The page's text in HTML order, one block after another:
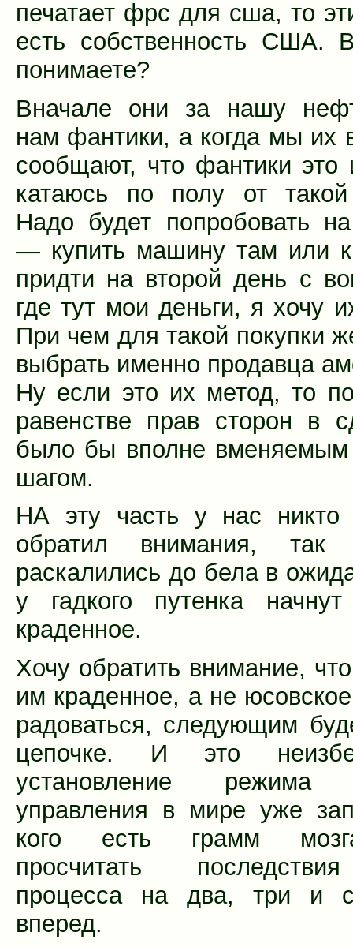
печатает фрс для сша, то
есть собственность США.
понимаете?
Вначале они за нашу
нам фантики, а когда мы их
сообщают, что фантики это
катаюсь по полу от
Надо будет попробовать
— купить машину там или
придти на второй день с
где тут мои деньги, я хочу
При чем для такой покупки
выбрать именно продавца
Ну если это их метод, то
равенстве прав сторон в
было бы вполне вменяемым
шагом.
НА эту часть у нас никто
обратил внимания,
раскалились до бела в
у гадкого путенка начнут
краденное.
Хочу обратить внимание,
им краденное, а не
радоваться, следующим
цепочке. И это
установление режима
управления в мире уже
кого есть грамм
просчитать
процесса на два, три и
вперед.